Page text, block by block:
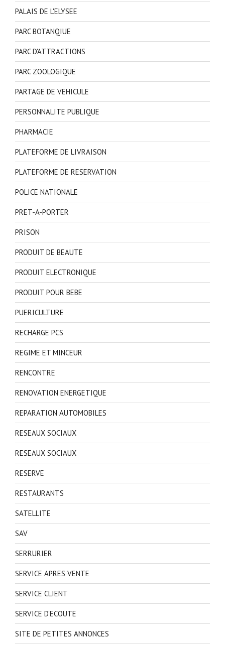
PALAIS DE L'ELYSEE
PARC BOTANQIUE
PARC D'ATTRACTIONS
PARC ZOOLOGIQUE
PARTAGE DE VEHICULE
PERSONNALITE PUBLIQUE
PHARMACIE
PLATEFORME DE LIVRAISON
PLATEFORME DE RESERVATION
POLICE NATIONALE
PRET-A-PORTER
PRISON
PRODUIT DE BEAUTE
PRODUIT ELECTRONIQUE
PRODUIT POUR BEBE
PUERICULTURE
RECHARGE PCS
REGIME ET MINCEUR
RENCONTRE
RENOVATION ENERGETIQUE
REPARATION AUTOMOBILES
RESEAUX SOCIAUX
RESEAUX SOCIAUX
RESERVE
RESTAURANTS
SATELLITE
SAV
SERRURIER
SERVICE APRES VENTE
SERVICE CLIENT
SERVICE D'ECOUTE
SITE DE PETITES ANNONCES